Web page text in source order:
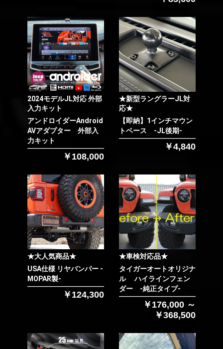
お買い物を続ける カートへ進む
2024モデルJL対応 外部
入力キット
アンドロイダーAndroid
AVアダプター 外部入
力キット
￥108,000
★新型ラングラーJL対
応★
【即納】1インチマウン
トベース -JL後期-
￥4,840
★大人気商品★
USA仕様 リヤバンパー -
MOPAR製-
￥124,300
★車検対応品★
タイガーオートオリジナ
ル ハイラインフェン
ダー -純正タイプ-
￥176,000 ～
￥368,500